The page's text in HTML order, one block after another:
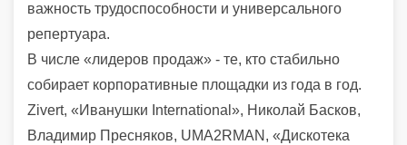
важность трудоспособности и универсального
репертуара.
В числе «лидеров продаж» - те, кто стабильно
собирает корпоративные площадки из года в год.
Zivert, «Иванушки International», Николай Басков,
Владимир Пресняков, UMA2RMAN, «Дискотека